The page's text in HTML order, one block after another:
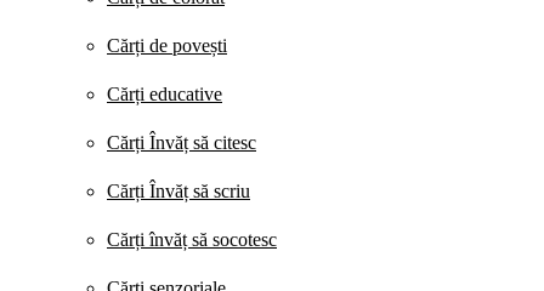
Cărți de povești
Cărți educative
Cărți Învăț să citesc
Cărți Învăț să scriu
Cărți învăț să socotesc